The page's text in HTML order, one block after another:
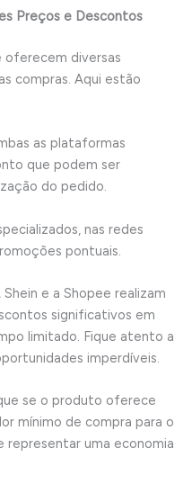
Preços e Descontos
oferecem diversas
compras. Aqui estão
as plataformas
que podem ser
do pedido.
nas redes
pontuais.
Shein e a Shopee realizam
significativos em
limitado. Fique atento a
imperdíveis.
se o produto oferece
mínimo de compra para o
uma economia